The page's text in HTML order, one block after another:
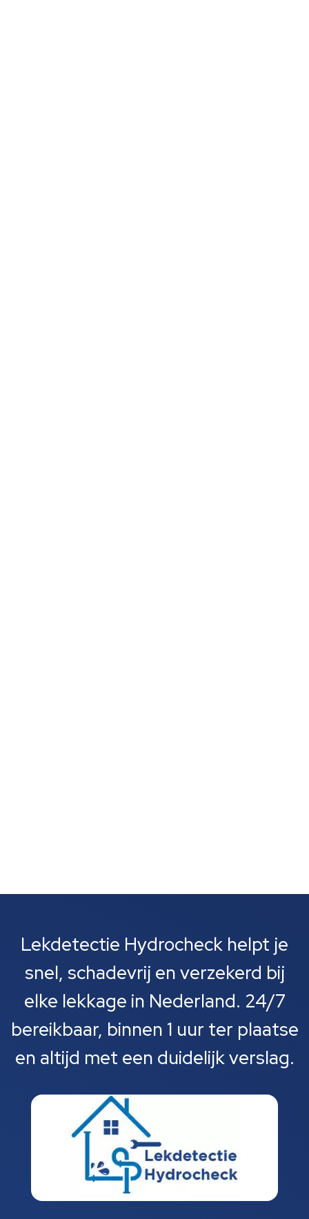
Lekdetectie Hydrocheck helpt je
snel, schadevrij en verzekerd bij
elke lekkage in Nederland. 24/7
bereikbaar, binnen 1 uur ter plaatse
en altijd met een duidelijk verslag.